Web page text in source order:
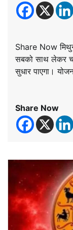
Share Now
सबको साथ लेकर
सुधार पाएगा।
Share Now